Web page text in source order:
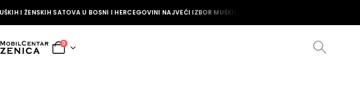
I ŽENSKIH SATOVA U BOSNI I HERCEGOVINI NAJVEĆI IZBOR MUŠKIH I ŽENSKIH SATOVA U BOSNI I
0